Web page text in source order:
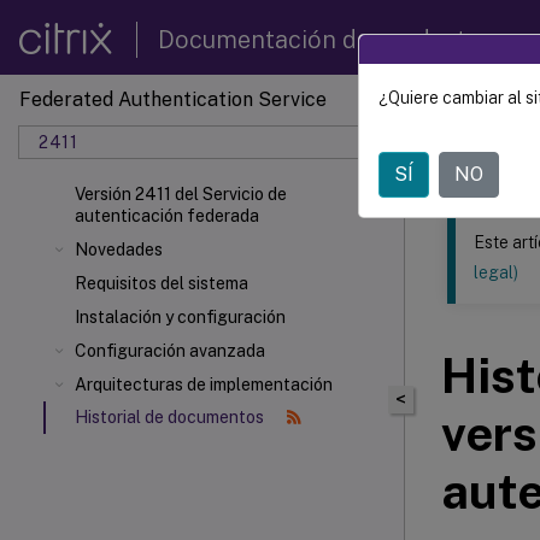
Documentación de productos
Federated Authentication Service
2411
Versión 2411 del Servicio de
autenticación federada
Novedades
Requisitos del sistema
Instalación y configuración
Configuración avanzada
Arquitecturas de implementación
Historial de documentos
Este
<
Este
legal)
¿Quiere cambiar al
SÍ NO